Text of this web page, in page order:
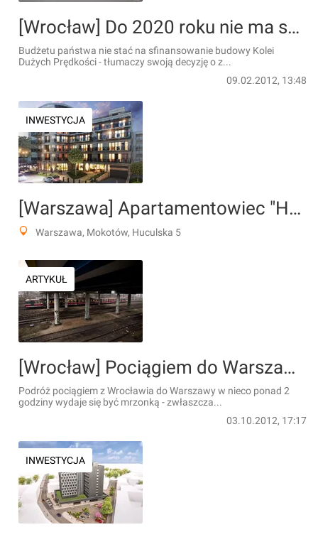
[Wrocław] Do 2020 roku nie ma szans na Koleje Dużych Prędkości
Budżetu państwa nie stać na sfinansowanie budowy Kolei
Dużych Prędkości - tłumaczy swoją decyzję o z...
09.02.2012, 13:48
INWESTYCJA
[Warszawa] Apartamentowiec "Huculska 5"
Warszawa, Mokotów, Huculska 5
ARTYKUŁ
[Wrocław] Pociągiem do Warszawy w 2 godziny, do Berlina w niecałe 4? Eksperci: to możliwe
Podróż pociągiem z Wrocławia do Warszawy w nieco ponad 2
godziny wydaje się być mrzonką - zwłaszcza...
03.10.2012, 17:17
INWESTYCJA